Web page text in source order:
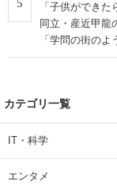
5
「子供ができ
同立・産近甲
「学問の街の
| 大学 ねとらぼ
カテゴリ一覧
IT・科学
エンタメ